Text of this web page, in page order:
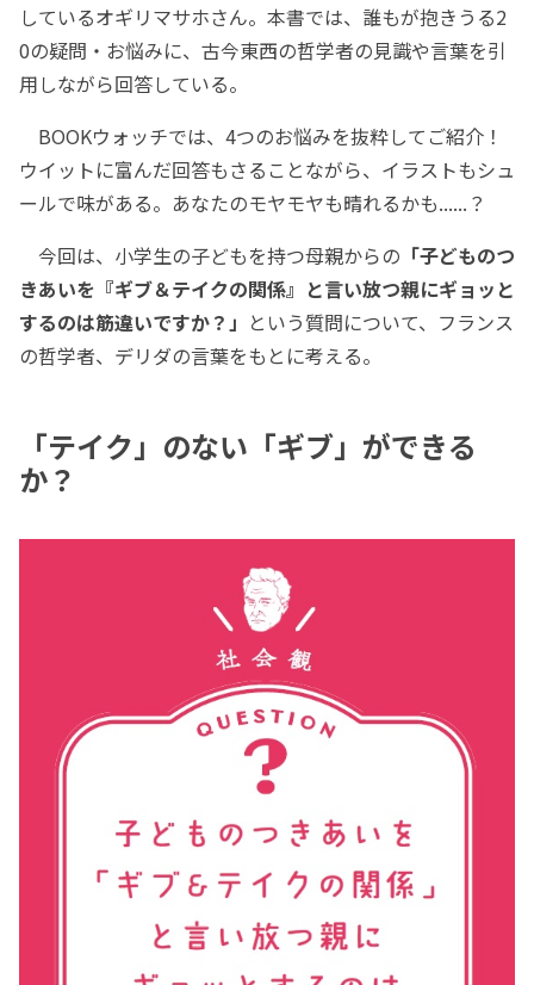
しているオギリマサホさん。本書では、誰もが抱きうる2
0の疑問・お悩みに、古今東西の哲学者の見識や言葉を引
用しながら回答している。
BOOKウォッチでは、4つのお悩みを抜粋してご紹介！
ウイットに富んだ回答もさることながら、イラストもシュ
ールで味がある。あなたのモヤモヤも晴れるかも......？
今回は、小学生の子どもを持つ母親からの 「子どものつ
きあいを『ギブ＆テイクの関係』と言い放つ親にギョッと
するのは筋違いですか？」 という質問について、フランス
の哲学者、デリダの言葉をもとに考える。
「テイク」のない「ギブ」ができる
か？